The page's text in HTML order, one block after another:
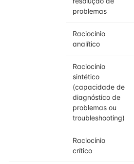
problemas
Raciocínio
analítico
Raciocínio
sintético
(capacidade de
diagnóstico de
problemas ou
troubleshooting)
Raciocínio
crítico